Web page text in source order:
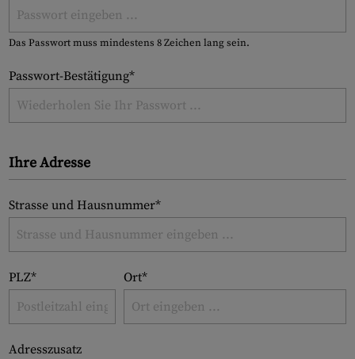
Das Passwort muss mindestens 8 Zeichen lang sein.
Passwort-Bestätigung*
Ihre Adresse
Strasse und Hausnummer*
PLZ* Ort*
Adresszusatz